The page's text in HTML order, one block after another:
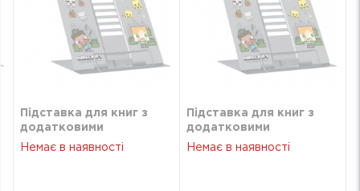
Підставка для книг з
додатковими
фіксаторами YES
Немає в наявності
Підставка для книг з
додатковими
фіксаторами YES
Немає в наявності